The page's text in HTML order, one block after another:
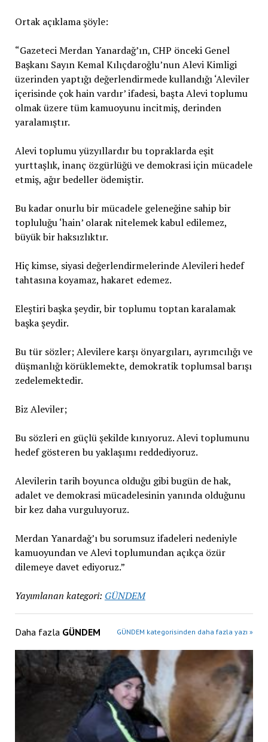
Ortak açıklama şöyle:
“Gazeteci Merdan Yanardağ’ın, CHP önceki Genel
Başkanı Sayın Kemal Kılıçdaroğlu’nun Alevi Kimligi
üzerinden yaptığı değerlendirmede kullandığı ‘Aleviler
içerisinde çok hain vardır’ ifadesi, başta Alevi toplumu
olmak üzere tüm kamuoyunu incitmiş, derinden
yaralamıştır.
Alevi toplumu yüzyıllardır bu topraklarda eşit
yurttaşlık, inanç özgürlüğü ve demokrasi için mücadele
etmiş, ağır bedeller ödemiştir.
Bu kadar onurlu bir mücadele geleneğine sahip bir
topluluğu ‘hain’ olarak nitelemek kabul edilemez,
büyük bir haksızlıktır.
Hiç kimse, siyasi değerlendirmelerinde Alevileri hedef
tahtasına koyamaz, hakaret edemez.
Eleştiri başka şeydir, bir toplumu toptan karalamak
başka şeydir.
Bu tür sözler; Alevilere karşı önyargıları, ayrımcılığı ve
düşmanlığı körüklemekte, demokratik toplumsal barışı
zedelemektedir.
Biz Aleviler;
Bu sözleri en güçlü şekilde kınıyoruz. Alevi toplumunu
hedef gösteren bu yaklaşımı reddediyoruz.
Alevilerin tarih boyunca olduğu gibi bugün de hak,
adalet ve demokrasi mücadelesinin yanında olduğunu
bir kez daha vurguluyoruz.
Merdan Yanardağ’ı bu sorumsuz ifadeleri nedeniyle
kamuoyundan ve Alevi toplumundan açıkça özür
dilemeye davet ediyoruz.”
Yayımlanan kategori: GÜNDEM
Daha fazla GÜNDEM GÜNDEM kategorisinden daha fazla yazı »